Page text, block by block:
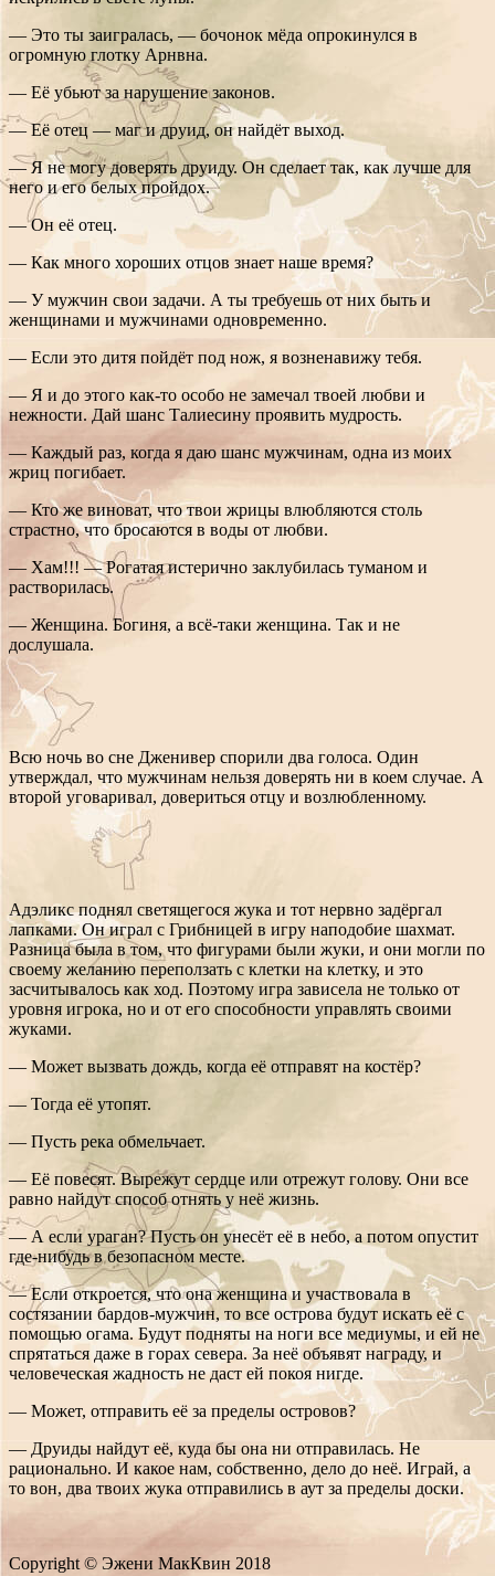
— Это ты заигралась, — бочонок мёда опрокинулся в
огромную глотку Арнвна.
— Её убьют за нарушение законов.
— Её отец — маг и друид, он найдёт выход.
— Я не могу доверять друиду. Он сделает так, как лучше для
него и его белых пройдох.
— Он её отец.
— Как много хороших отцов знает наше время?
— У мужчин свои задачи. А ты требуешь от них быть и
женщинами и мужчинами одновременно.
— Если это дитя пойдёт под нож, я возненавижу тебя.
— Я и до этого как-то особо не замечал твоей любви и
нежности. Дай шанс Талиесину проявить мудрость.
— Каждый раз, когда я даю шанс мужчинам, одна из моих
жриц погибает.
— Кто же виноват, что твои жрицы влюбляются столь
страстно, что бросаются в воды от любви.
— Хам!!! — Рогатая истерично заклубилась туманом и
растворилась.
— Женщина. Богиня, а всё-таки женщина. Так и не
дослушала.
Всю ночь во сне Дженивер спорили два голоса. Один
утверждал, что мужчинам нельзя доверять ни в коем случае. А
второй уговаривал, довериться отцу и возлюбленному.
Адэликс поднял светящегося жука и тот нервно задёргал
лапками. Он играл с Грибницей в игру наподобие шахмат.
Разница была в том, что фигурами были жуки, и они могли по
своему желанию переползать с клетки на клетку, и это
засчитывалось как ход. Поэтому игра зависела не только от
уровня игрока, но и от его способности управлять своими
жуками.
— Может вызвать дождь, когда её отправят на костёр?
— Тогда её утопят.
— Пусть река обмельчает.
— Её повесят. Вырежут сердце или отрежут голову. Они все
равно найдут способ отнять у неё жизнь.
— А если ураган? Пусть он унесёт её в небо, а потом опустит
где-нибудь в безопасном месте.
— Если откроется, что она женщина и участвовала в
состязании бардов-мужчин, то все острова будут искать её с
помощью огама. Будут подняты на ноги все медиумы, и ей не
спрятаться даже в горах севера. За неё объявят награду, и
человеческая жадность не даст ей покоя нигде.
— Может, отправить её за пределы островов?
— Друиды найдут её, куда бы она ни отправилась. Не
рационально. И какое нам, собственно, дело до неё. Играй, а
то вон, два твоих жука отправились в аут за пределы доски.
Copyright © Эжени МакКвин 2018